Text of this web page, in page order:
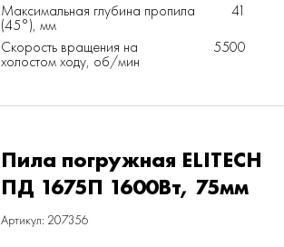
Максимальная глубина пропила
(45°), мм
41
Скорость вращения на
холостом ходу, об/мин
5500
Пила погружная ELITECH
ПД 1675П 1600Вт, 75мм
Артикул: 207356